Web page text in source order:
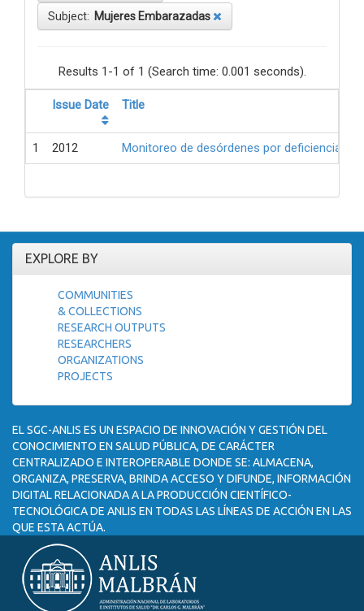
Subject: Mujeres Embarazadas
Results 1-1 of 1 (Search time: 0.001 seconds).
Issue Date Title
1 2012 Monitoreo de desórdenes por deficiencia
EXPLORE BY
COMMUNITIES
& COLLECTIONS
RESEARCH OUTPUTS
RESEARCHERS
ORGANIZATIONS
PROJECTS
EL SGC-ANLIS ES UN ESPACIO DE INNOVACIÓN Y GESTIÓN DEL
CONOCIMIENTO EN SALUD PÚBLICA, DE CARÁCTER
CENTRALIZADO E INTEROPERABLE DONDE SE: ALMACENA,
ORGANIZA, PRESERVA, BRINDA ACCESO Y DIFUNDE, INFORMACIÓN
DIGITAL RELACIONADA A LA PRODUCCIÓN CIENTÍFICO-
TECNOLÓGICA DE ANLIS EN TODAS LAS LÍNEAS DE ACCIÓN EN LAS
QUE ESTA ACTÚA.